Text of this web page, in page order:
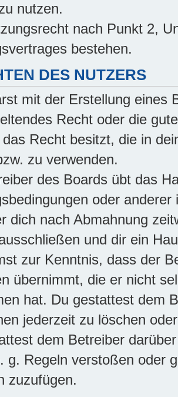
nutzen.
nach Punkt 2,
bestehen.
DES NUTZERS
mit der Erstellung eines
Recht oder die
Recht besitzt, die in
zu verwenden.
des Boards übt das
oder
dich nach Abmahnung
und dir ein
zur Kenntnis, dass der
übernimmt, die er nicht
hat. Du gestattest dem
jederzeit zu löschen
dem Betreiber
g. Regeln verstoßen oder
zuzufügen.